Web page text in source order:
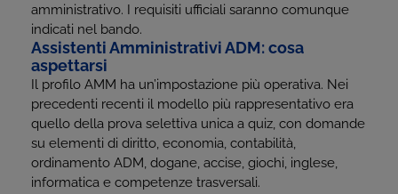
amministrativo. I requisiti ufficiali saranno comunque
indicati nel bando.
Assistenti Amministrativi ADM: cosa
aspettarsi
Il profilo AMM ha un’impostazione più operativa. Nei
precedenti recenti il modello più rappresentativo era
quello della prova selettiva unica a quiz, con domande
su elementi di diritto, economia, contabilità,
ordinamento ADM, dogane, accise, giochi, inglese,
informatica e competenze trasversali.